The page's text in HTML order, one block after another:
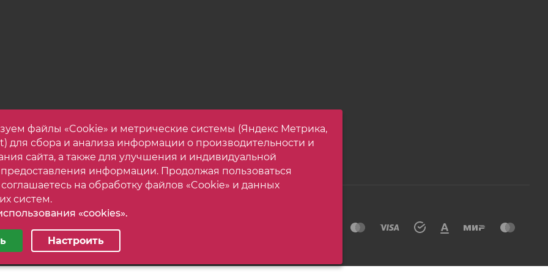
корпусной мебели. Все права защищены.
файлы «Cookie» и метрические системы (Яндекс Метрика,
для сбора и анализа информации о производительности и
сайта, а также для улучшения и индивидуальной
информации. Продолжая пользоваться
на обработку файлов «Cookie» и данных
систем.
«cookies».
Аналитические/Функциональные
Настроить